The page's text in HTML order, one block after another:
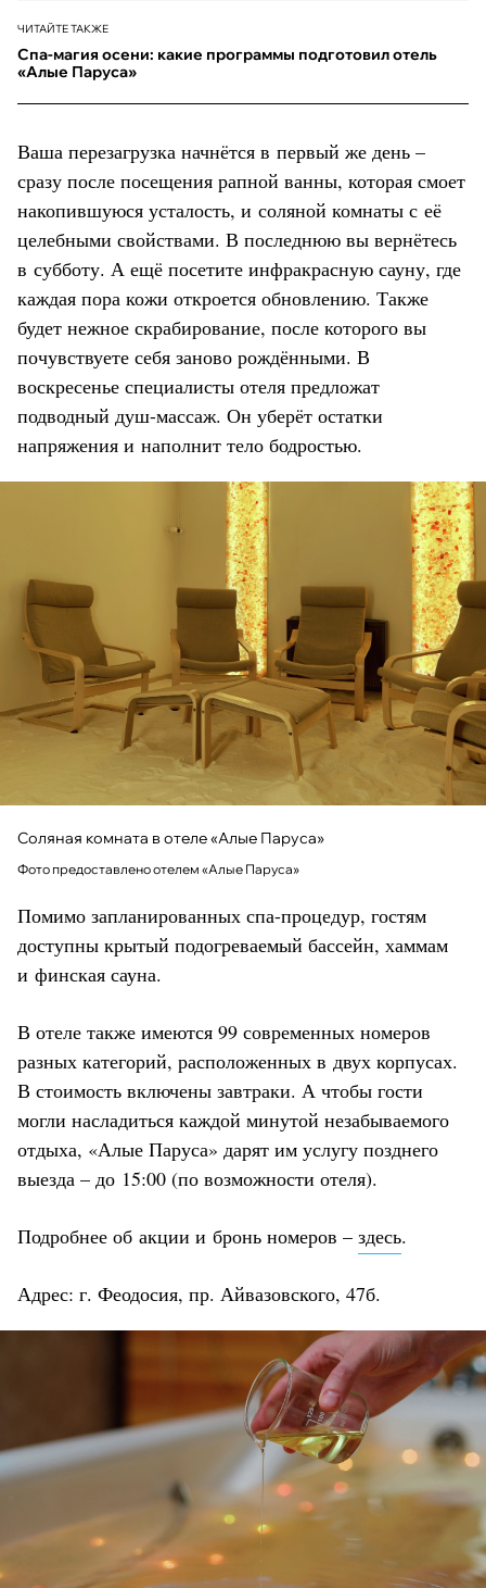
ЧИТАЙТЕ ТАКЖЕ
Спа-магия осени: какие программы подготовил отель
«Алые Паруса»
Ваша перезагрузка начнётся в первый же день –
сразу после посещения рапной ванны, которая смоет
накопившуюся усталость, и соляной комнаты с её
целебными свойствами. В последнюю вы вернётесь
в субботу. А ещё посетите инфракрасную сауну, где
каждая пора кожи откроется обновлению. Также
будет нежное скрабирование, после которого вы
почувствуете себя заново рождёнными. В
воскресенье специалисты отеля предложат
подводный душ-массаж. Он уберёт остатки
напряжения и наполнит тело бодростью.
Соляная комната в отеле «Алые Паруса»
Фото предоставлено отелем «Алые Паруса»
Помимо запланированных спа-процедур, гостям
доступны крытый подогреваемый бассейн, хаммам
и финская сауна.
В отеле также имеются 99 современных номеров
разных категорий, расположенных в двух корпусах.
В стоимость включены завтраки. А чтобы гости
могли насладиться каждой минутой незабываемого
отдыха, «Алые Паруса» дарят им услугу позднего
выезда – до 15:00 (по возможности отеля).
Подробнее об акции и бронь номеров – здесь.
Адрес: г. Феодосия, пр. Айвазовского, 47б.